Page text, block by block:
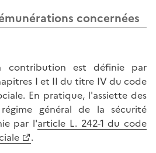
concernées
contribution est définie par
I et II du titre IV du code
En pratique, l'assiette des
général de la sécurité
par l'article L. 242-1 du code
.